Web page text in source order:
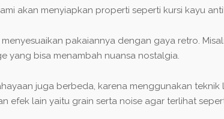
akan menyiapkan properti seperti kursi kayu
menyesuaikan pakaiannya dengan gaya retro.
yang bisa menambah nuansa nostalgia.
juga berbeda, karena menggunakan
efek lain yaitu grain serta noise agar terlihat